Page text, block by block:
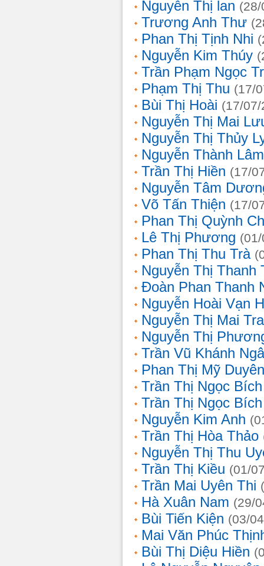
Nguyễn Thị lan
Trương Anh Thư
Phan Thị Tịnh Nhi
Nguyễn Kim Thúy
Trần Phạm Ngọc
Phạm Thị Thu (17/
Bùi Thị Hoài (17/
Nguyễn Thị Mai
Nguyễn Thị Thủy
Nguyễn Thành Lâm
Trần Thị Hiền (17/
Nguyễn Tâm
Võ Tấn Thiện (17/
Phan Thị Quỳnh
Lê Thị Phương
Phan Thị Thu Trà
Nguyễn Thị Thanh
Đoàn Phan Thanh
Nguyễn Hoài Vạn
Nguyễn Thị Mai
Nguyễn Thị
Trần Vũ Khánh
Phan Thị Mỹ Duyên
Trần Thị Ngọc Bích
Trần Thị Ngọc Bích
Nguyễn Kim Anh
Trần Thị Hòa Thảo
Nguyễn Thị Thu
Trần Thị Kiều (01/
Trần Mai Uyên Thi
Hà Xuân Nam (29/
Bùi Tiến Kiện (03/
Mai Văn Phúc
Bùi Thị Diệu Hiền